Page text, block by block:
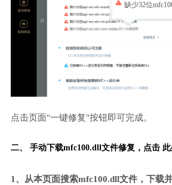
缺少32位
点击页面"一键修复"按钮即可完成。
二、 手动下载mfc100.dll文件修复， 点击
1、从本页面搜索mfc100.dll文件，下载